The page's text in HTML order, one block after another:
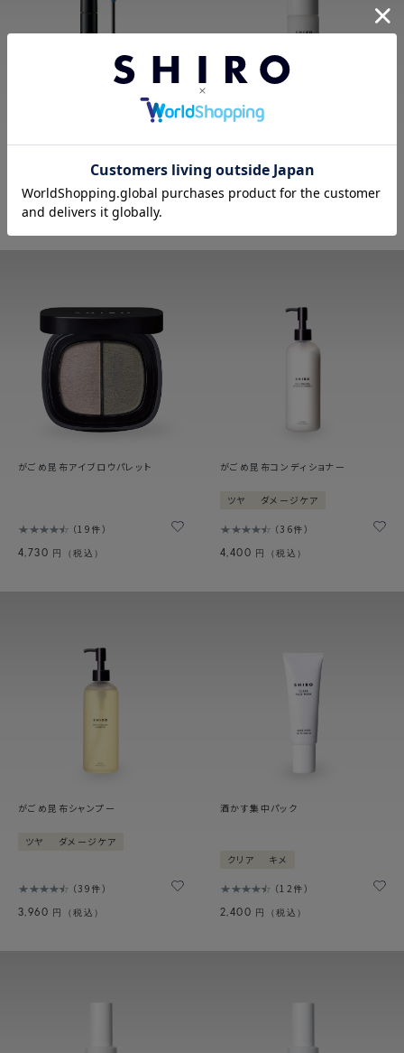
98件
4,481円（税込）
タマヌエッセンスプライマー
40件
がごめ昆布アイブロウパレット
19件
4,730 円（税込）
がごめ昆布コンディショナー
ツヤ ダメージケア
36件
4,400 円（税込）
がごめ昆布シャンプー
ツヤ ダメージケア
39件
3,960 円（税込）
酒かす集中パック
クリア キメ
12件
2,400 円（税込）